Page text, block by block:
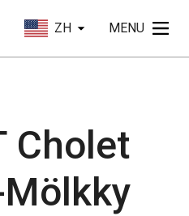
ZH MENU
Cholet